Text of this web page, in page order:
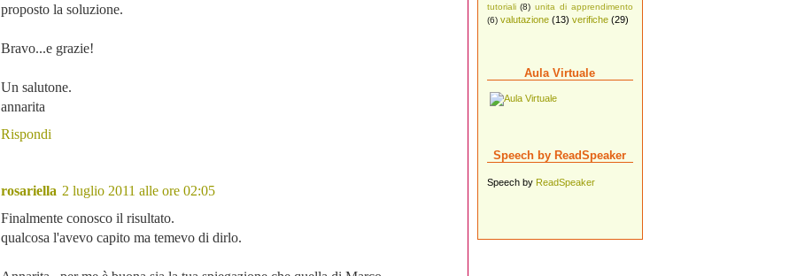
tutoriali (8) unita di apprendimento
(6) valutazione (13) verifiche (29)
Aula Virtuale
Speech by ReadSpeaker
Speech by ReadSpeaker
proposto la soluzione.
Bravo...e grazie!
Un salutone.
annarita
Rispondi
rosariella 2 luglio 2011 alle ore 02:05
Finalmente conosco il risultato.
qualcosa l'avevo capito ma temevo di dirlo.